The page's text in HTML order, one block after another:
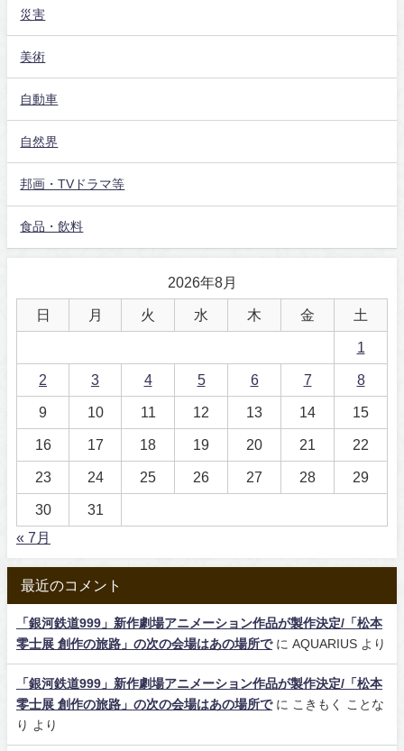
災害
美術
自動車
自然界
邦画・TVドラマ等
食品・飲料
2026年8月
日 月 火 水 木 金 土
1
2 3 4 5 6 7 8
9 10 11 12 13 14 15
16 17 18 19 20 21 22
23 24 25 26 27 28 29
30
31
« 7月
最近のコメント
「銀河鉄道999」新作劇場アニメーション作品が製作決定/「松本
零士展 創作の旅路」の次の会場はあの場所でに AQUARIUS より
「銀河鉄道999」新作劇場アニメーション作品が製作決定/「松本
零士展 創作の旅路」の次の会場はあの場所でに
こきもく ことな
り
より